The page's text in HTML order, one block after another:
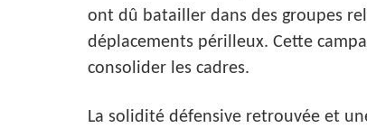
ont dû batailler dans des groupes
déplacements périlleux. Cette
consolider les cadres.
La solidité défensive retrouvée et